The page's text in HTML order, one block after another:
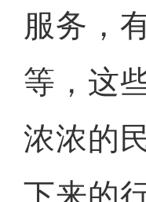
服务，
等，这
浓浓的
下来的